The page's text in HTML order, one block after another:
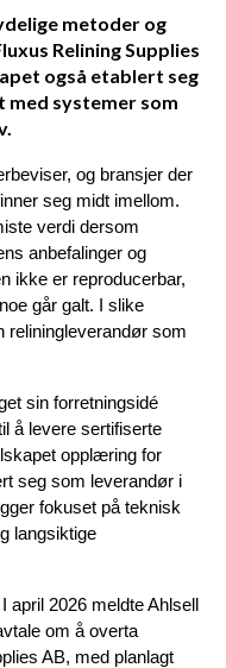
metoder og
Relining Supplies
også etablert seg
med systemer som
og bransjer der
seg midt imellom.
verdi dersom
anbefalinger og
ikke er reproducerbar,
går galt. I slike
reliningleverandør som
sin forretningsidé
å levere sertifiserte
opplæring for
seg som leverandør i
fokuset på teknisk
langsiktige
april 2026 meldte Ahlsell
om å overta
AB, med planlagt